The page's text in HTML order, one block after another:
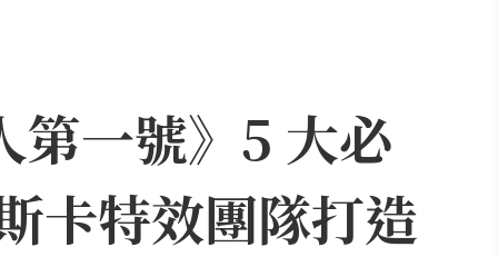
一號》5 大必
卡特效團隊打造